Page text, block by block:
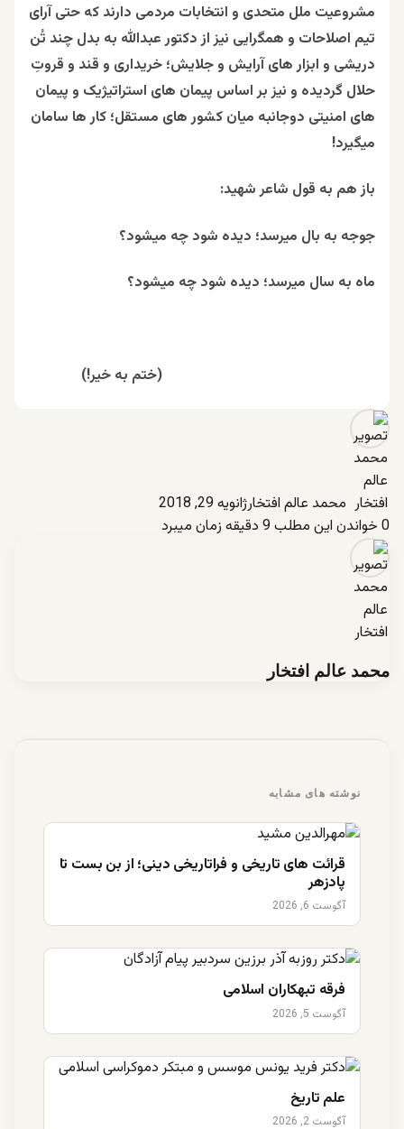
مشروعیت ملل متحدی و انتخابات مردمی دارند که حتی آرای
تیم اصلاحات و همگرایی نیز از دکتور عبدالله به بدل چند تُن
دریشی و ابزار های آرایش و جلایش؛ خریداری و قند و قروتِ
حلال گردیده و نیز بر اساس پیمان های استراتیژیک و پیمان
های امنیتی دوجانبه میان کشور های مستقل؛ کار ها سامان
میگیرد!
باز هم به قول شاعر شهید:
جوجه به بال میرسد؛ دیده شود چه میشود؟
ماه به سال میرسد؛ دیده شود چه میشود؟
(ختم به خیر!)
محمد عالم افتخارژانویه 29, 2018
0 خواندن این مطلب 9 دقیقه زمان میبرد
محمد عالم افتخار
نوشته های مشابه
قرائت های تاریخی و فراتاریخی دینی؛ از بن بست تا
پادزهر
آگوست 6, 2026
فرقه تبهکاران اسلامی
آگوست 5, 2026
علم تاریخ
آگوست 2, 2026